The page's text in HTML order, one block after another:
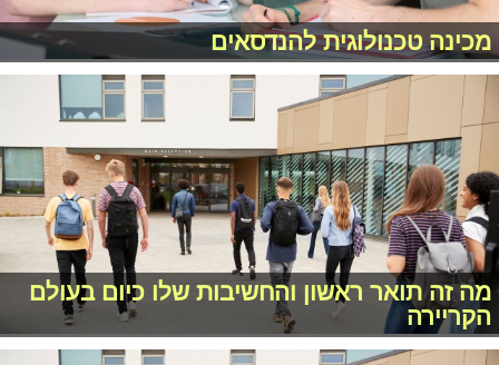
מכינה טכנולוגית להנדסאים
מה זה תואר ראשון והחשיבות שלו כיום בעולם
הקריירה